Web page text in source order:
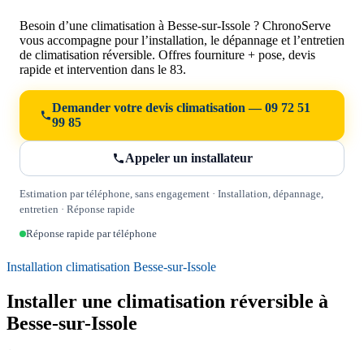
Besoin d’une climatisation à Besse-sur-Issole ? ChronoServe
vous accompagne pour l’installation, le dépannage et l’entretien
de climatisation réversible. Offres fourniture + pose, devis
rapide et intervention dans le 83.
Demander votre devis climatisation — 09 72 51
99 85
Appeler un installateur
Estimation par téléphone, sans engagement · Installation, dépannage,
entretien · Réponse rapide
Réponse rapide par téléphone
Installation climatisation Besse-sur-Issole
Installer une climatisation réversible à
Besse-sur-Issole